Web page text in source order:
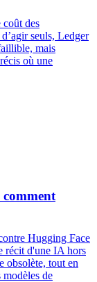
des
seuls, Ledger
mais
où une
Hugging Face
récit d'une IA hors
obsolète, tout en
de